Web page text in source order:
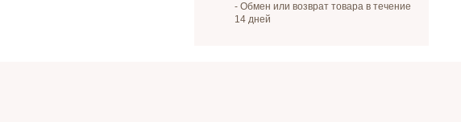
- Обмен или возврат товара в течение
14 дней